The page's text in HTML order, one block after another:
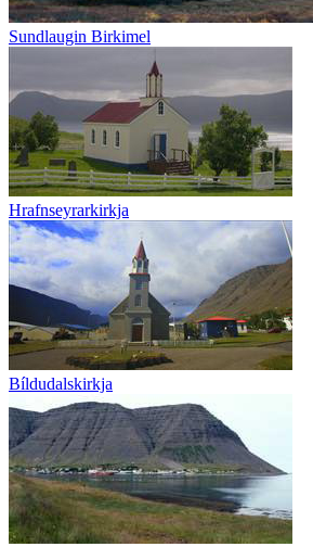
Sundlaugin Birkimel
Hrafnseyrarkirkja
Bíldudalskirkja